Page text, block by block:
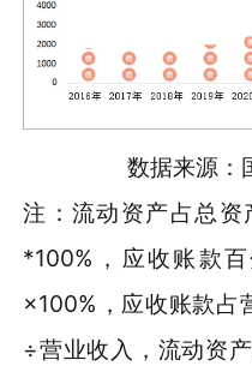
数据来源：
注：流动资产占总
*100%，应收账款
×100%，应收账款占
÷营业收入，流动资